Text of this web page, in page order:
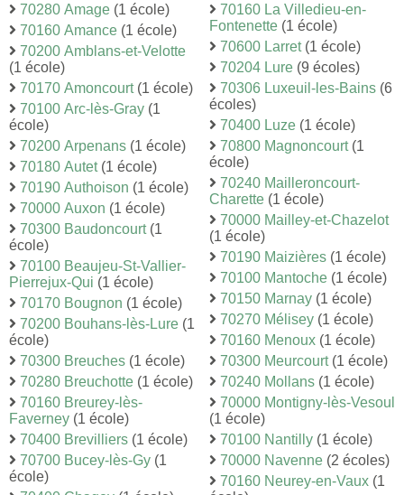
70280 Amage (1 école)
70160 Amance (1 école)
70200 Amblans-et-Velotte
(1 école)
70170 Amoncourt(1 école)
70100 Arc-lès-Gray (1
école)
70200 Arpenans (1 école)
70180 Autet(1 école)
70190 Authoison (1 école)
70000 Auxon (1 école)
70300 Baudoncourt(1
école)
70100 Beaujeu-St-Vallier-
Pierrejux-Qui (1 école)
70170 Bougnon (1 école)
70200 Bouhans-lès-Lure (1
école)
70300 Breuches (1 école)
70280 Breuchotte (1 école)
70160 Breurey-lès-
Faverney (1 école)
70400 Brevilliers (1 école)
70700 Bucey-lès-Gy (1
école)
70160 La Villedieu-en-
Fontenette (1 école)
70600 Larret(1 école)
70204 Lure (9 écoles)
70306 Luxeuil-les-Bains (6
écoles)
70400 Luze (1 école)
70800 Magnoncourt(1
école)
70240 Mailleroncourt-
Charette (1 école)
70000 Mailley-et-Chazelot
(1 école)
70190 Maizières (1 école)
70100 Mantoche (1 école)
70150 Marnay (1 école)
70270 Mélisey (1 école)
70160 Menoux (1 école)
70300 Meurcourt(1 école)
70240 Mollans (1 école)
70000 Montigny-lès-Vesoul
(1 école)
70100 Nantilly (1 école)
70000 Navenne (2 écoles)
70160 Neurey-en-Vaux (1